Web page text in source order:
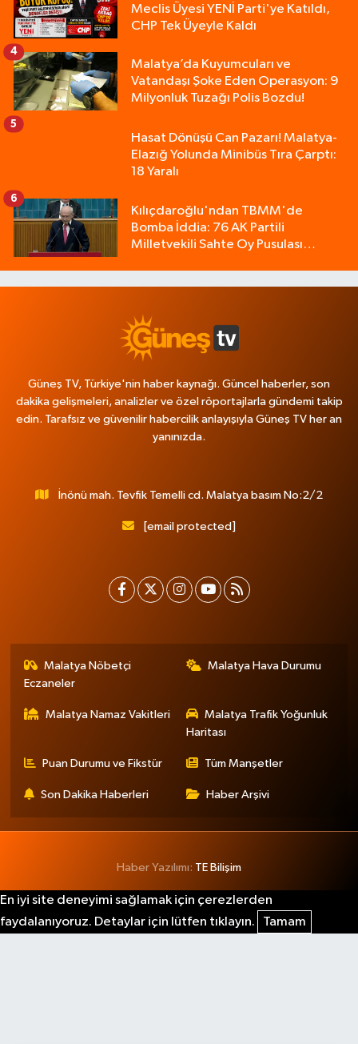
Meclis Üyesi YENİ Parti'ye Katıldı,
CHP Tek Üyeyle Kaldı
Malatya’da Kuyumcuları ve
Vatandaşı Şoke Eden Operasyon: 9
Milyonluk Tuzağı Polis Bozdu!
4
Hasat Dönüşü Can Pazarı! Malatya-
Elazığ Yolunda Minibüs Tıra Çarptı:
18 Yaralı
5
Kılıçdaroğlu'ndan TBMM'de
Bomba İddia: 76 AK Partili
6
Güneş TV, Türkiye'nin haber kaynağı. Güncel haberler, son
dakika gelişmeleri, analizler ve özel röportajlarla gündemi takip
edin. Tarafsız ve güvenilir habercilik anlayışıyla Güneş TV her an
Malatya Nöbetçi
Malatya Trafik Yoğunluk
En iyi site deneyimi sağlamak için çerezlerden
faydalanıyoruz. Detaylar için lütfen tıklayın. Tamam